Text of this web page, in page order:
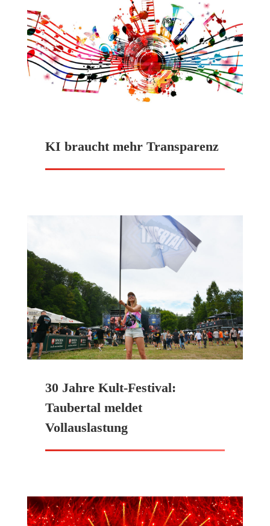
KI braucht mehr Transparenz
30 Jahre Kult-Festival:
Taubertal meldet
Vollauslastung